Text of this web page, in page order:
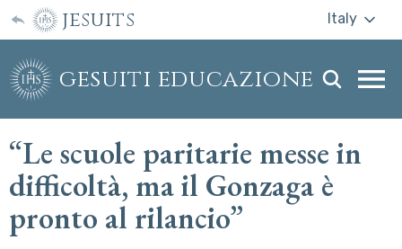
jesuits Italy
gesuiti educazione
“Le scuole paritarie messe in
difficoltà, ma il Gonzaga è
pronto al rilancio”